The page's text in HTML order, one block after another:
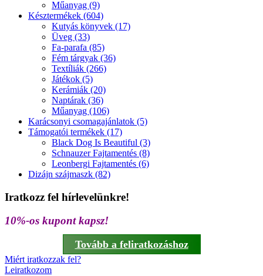
Műanyag (9)
Késztermékek (604)
Kutyás könyvek (17)
Üveg (33)
Fa-parafa (85)
Fém tárgyak (36)
Textíliák (266)
Játékok (5)
Kerámiák (20)
Naptárak (36)
Műanyag (106)
Karácsonyi csomagajánlatok (5)
Támogatói termékek (17)
Black Dog Is Beautiful (3)
Schnauzer Fajtamentés (8)
Leonbergi Fajtamentés (6)
Dizájn szájmaszk (82)
Iratkozz fel hírlevelünkre!
10%-os kupont kapsz!
Tovább a feliratkozáshoz
Miért iratkozzak fel?
Leiratkozom